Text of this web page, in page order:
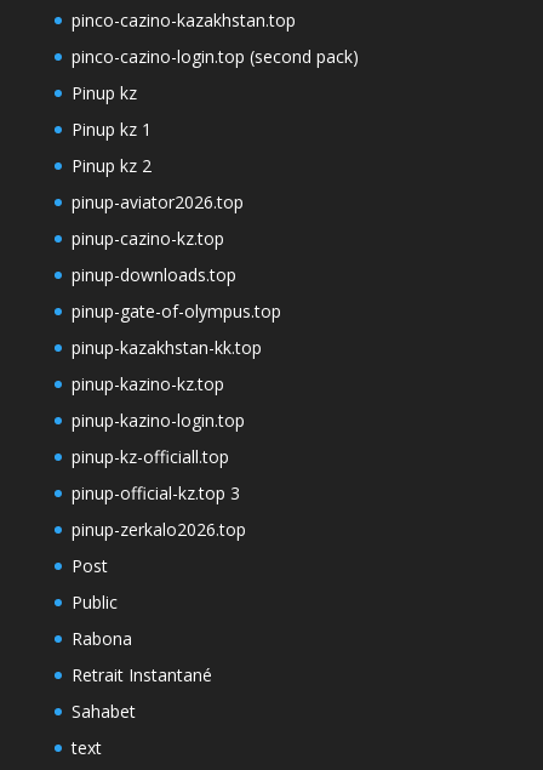
pinco-cazino-kazakhstan.top
pinco-cazino-login.top (second pack)
Pinup kz
Pinup kz 1
Pinup kz 2
pinup-aviator2026.top
pinup-cazino-kz.top
pinup-downloads.top
pinup-gate-of-olympus.top
pinup-kazakhstan-kk.top
pinup-kazino-kz.top
pinup-kazino-login.top
pinup-kz-officiall.top
pinup-official-kz.top 3
pinup-zerkalo2026.top
Post
Public
Rabona
Retrait Instantané
Sahabet
text